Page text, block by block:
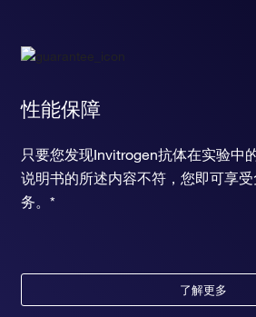
性能保障
只要您发现Invitrogen抗体在实验中
说明书的所述内容不符，您即可享
务。*
了解更多